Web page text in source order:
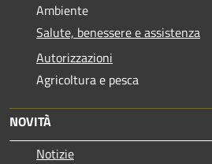
Ambiente
Salute, benessere e assistenza
Autorizzazioni
Agricoltura e pesca
NOVITÀ
Notizie